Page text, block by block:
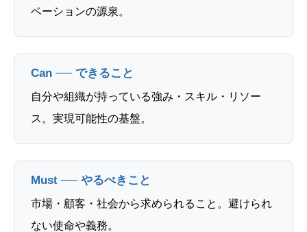
ベーションの源泉。
Can ── できること
自分や組織が持っている強み・スキル・リソー
ス。実現可能性の基盤。
Must ── やるべきこと
市場・顧客・社会から求められること。避けられ
ない使命や義務。